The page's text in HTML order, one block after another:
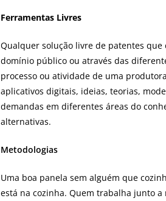
Ferramentas Livres
Qualquer solução livre de patentes
domínio público ou através das
processo ou atividade de uma
aplicativos digitais, ideias, teorias,
demandas em diferentes áreas do
alternativas.
Metodologias
Uma boa panela sem alguém que
está na cozinha. Quem trabalha junto